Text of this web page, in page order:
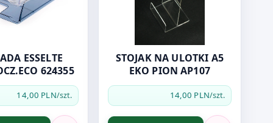
ESSELTE
624355
14,00 PLN/szt.
STOJAK NA ULOTKI A5
EKO PION AP107
14,00 PLN/szt.